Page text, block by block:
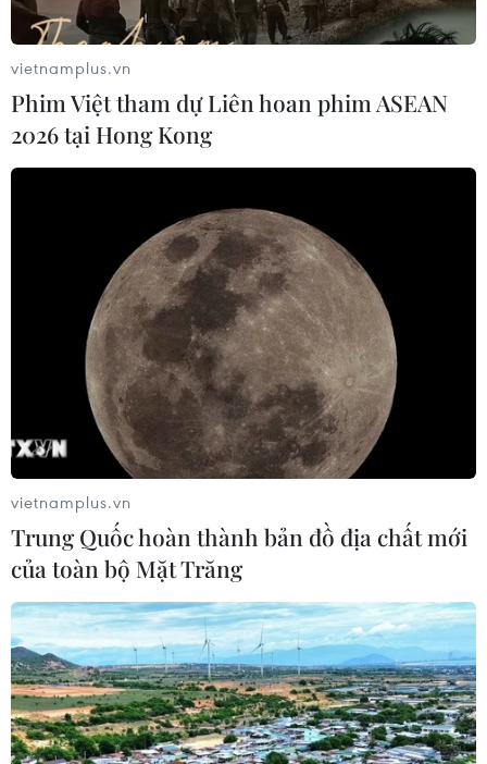
TIN CÙNG CHUYÊN MỤC
vietnamplus.vn
Phim Việt tham dự Liên hoan phim ASEAN
2026 tại Hong Kong
vietnamplus.vn
Trung Quốc hoàn thành bản đồ địa chất mới
của toàn bộ Mặt Trăng